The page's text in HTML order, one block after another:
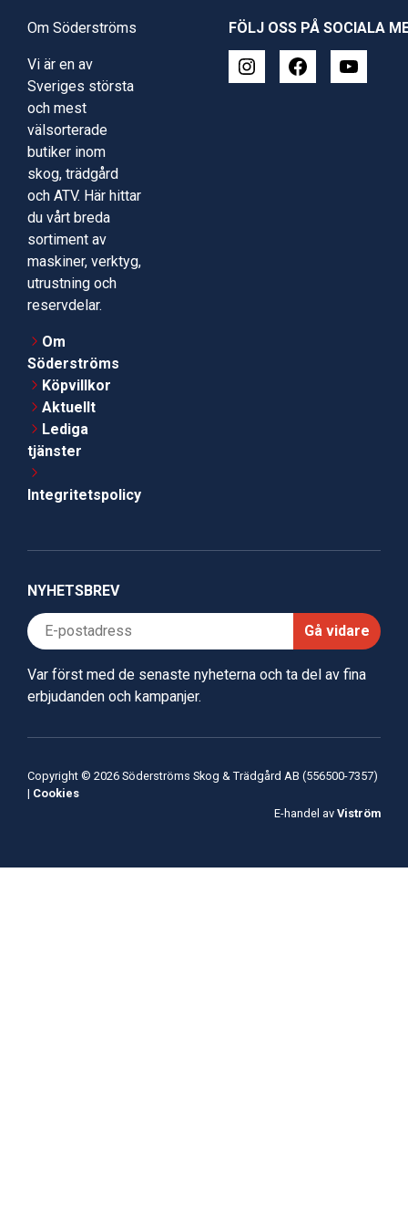
Om Söderströms
Vi är en av
Sveriges största
och mest
välsorterade
butiker inom
skog, trädgård
och ATV. Här hittar
du vårt breda
sortiment av
maskiner, verktyg,
utrustning och
reservdelar.
Om
Söderströms
Köpvillkor
Aktuellt
Lediga
tjänster
Integritetspolicy
FÖLJ OSS PÅ SOCIALA
NYHETSBREV
Gå vidare
Var först med de senaste nyheterna och ta del av fina
erbjudanden och kampanjer.
Copyright © 2026 Söderströms Skog & Trädgård AB (556500-7357)
| Cookies
E-handel av Viström